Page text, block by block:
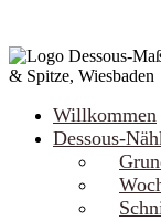
Willkommen
Dessous-